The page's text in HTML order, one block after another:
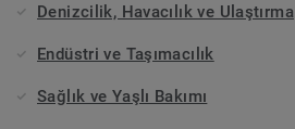
Denizcilik, Havacılık ve Ulaştırma
Endüstri ve Taşımacılık
Sağlık ve Yaşlı Bakımı